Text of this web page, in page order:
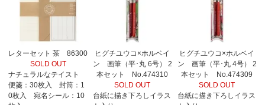
レターセット 茶 86300
SOLD OUT
ナチュラルなテイスト
便箋：30枚入 封筒：1
0枚入 宛名シール：10
ヒグチユウコ×ホルベイ
ン 画筆（平･丸 6号） 2
本セット No.474310
SOLD OUT
台紙に描き下ろしイラス
ヒグチユウコ×ホルベイ
ン 画筆（平･丸 4号） 2
本セット No.474309
SOLD OUT
台紙に描き下ろしイラス